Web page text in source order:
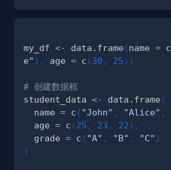
my_df <- data.frame (name = c
e" ) , age = c (30 , 25) )
# 创建数据框
student_data <- data.frame (
  name
= c ( "John" , "Alice" ,
  age
= c (25 , 23 , 22) ,
  grade
= c ( "A" , "B" , "C" )
)